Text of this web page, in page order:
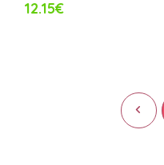
12.15€
<